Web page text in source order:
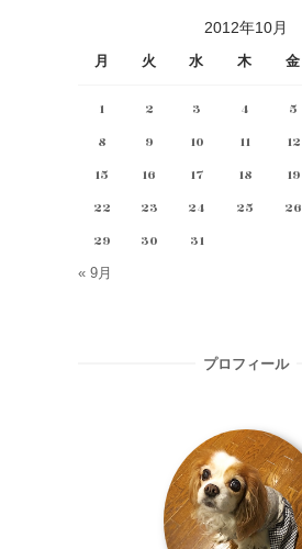
2012年10月
月 火 水 木 金
1 2 3 4 5
8
9 10 11 12
15
16 17 18 19
22
23 24 25 26
29
30 31
« 9月
プロフィール